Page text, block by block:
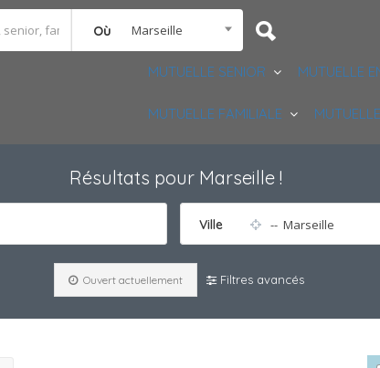
Où Marseille
MUTUELLE SENIOR MUTUELLE
MUTUELLE FAMILIALE
Résultats pour Marseille!
Ville -- Marseille
Ouvert actuellement Filtres avancés